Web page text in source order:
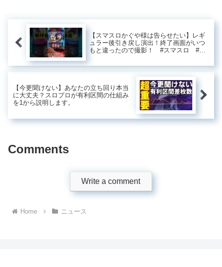
【スマスロかぐや様は告らせたい】レギ
ュラー後引き戻し演出！終了画面がいつ
もと違ったので撮影！ #スマスロ #パ
#パチストラッシュ
【今更聞けない】あなたの立ち回り本当
に大丈夫？スロプロが有利区間の仕組み
を1から説明します。
Comments
Write a comment
Home ニュース